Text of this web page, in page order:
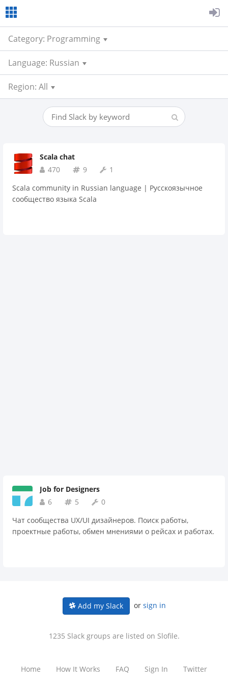
Category: Programming
Language: Russian
Region: All
Scala chat
470
9
1
Scala community in Russian language | Русскоязычное
сообщество языка Scala
Job for Designers
6
5
0
Чат сообщества UX/UI дизайнеров. Поиск работы,
проектные работы, обмен мнениями о рейсах и работах.
Add my Slack or sign in
1235 Slack groups are listed on Slofile.
Home How It Works FAQ Sign In Twitter